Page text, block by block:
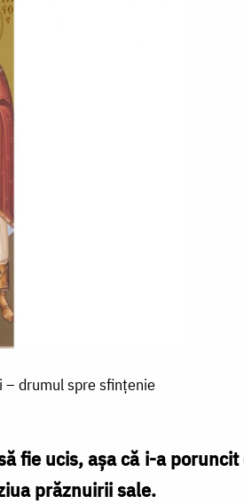
– drumul spre sfințenie
fie ucis, așa că i-a
prăznuirii sale.